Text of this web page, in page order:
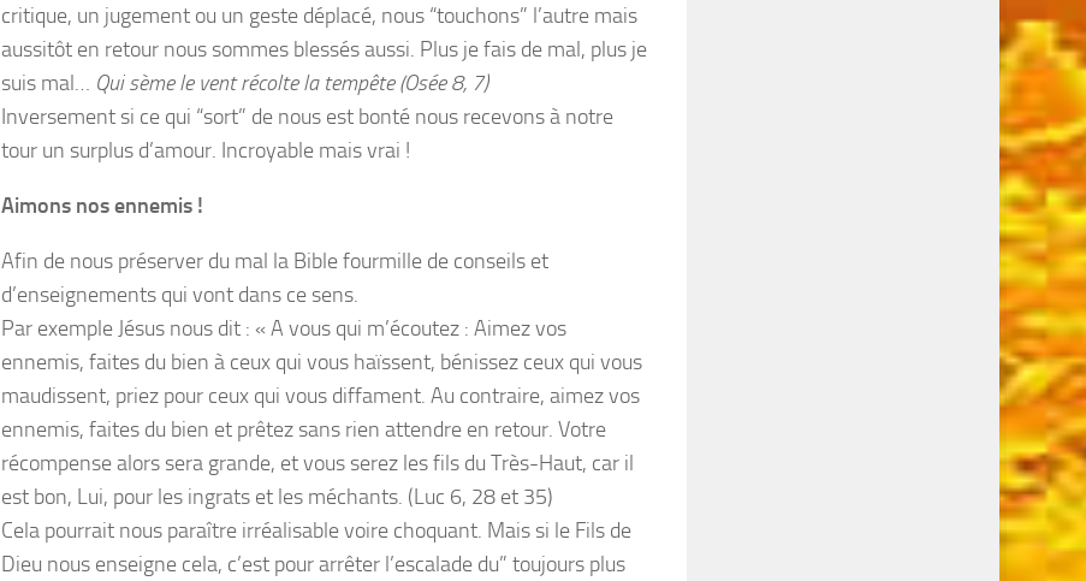
critique, un jugement ou un geste déplacé, nous “touchons” l’autre mais
aussitôt en retour nous sommes blessés aussi. Plus je fais de mal, plus je
suis mal… Qui sème le vent récolte la tempête (Osée 8, 7)
Inversement si ce qui “sort” de nous est bonté nous recevons à notre
tour un surplus d’amour. Incroyable mais vrai !
Aimons nos ennemis !
Afin de nous préserver du mal la Bible fourmille de conseils et
d’enseignements qui vont dans ce sens.
Par exemple Jésus nous dit : « A vous qui m’écoutez : Aimez vos
ennemis, faites du bien à ceux qui vous haïssent, bénissez ceux qui vous
maudissent, priez pour ceux qui vous diffament. Au contraire, aimez vos
ennemis, faites du bien et prêtez sans rien attendre en retour. Votre
récompense alors sera grande, et vous serez les fils du Très-Haut, car il
est bon, Lui, pour les ingrats et les méchants. (Luc 6, 28 et 35)
Cela pourrait nous paraître irréalisable voire choquant. Mais si le Fils de
Dieu nous enseigne cela, c’est pour arrêter l’escalade du” toujours plus